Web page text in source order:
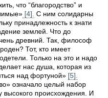
что “благородство” и
[4]. С ним солидарны
принадлежность к знати
землей. Что до
древний. Так, философ
Тот, кто имеет
Только на это и надо
нас душа, которая из
над фортуной» [5].
означало целый набор
высокого происхождения. И